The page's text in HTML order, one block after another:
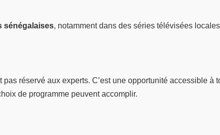
sénégalaises, notamment dans des séries télévisées
pas réservé aux experts. C’est une opportunité accessible
de programme peuvent accomplir.